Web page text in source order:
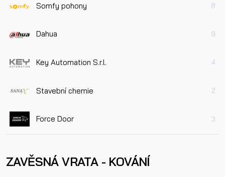
Somfy pohony 8
Dahua 9
Key Automation S.r.l. 4
Stavební chemie 2
Force Door 3
ZAVĚSNÁ VRATA - KOVÁNÍ